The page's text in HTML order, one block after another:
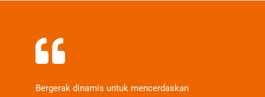
Bergerak dinamis untuk mencerdaskan